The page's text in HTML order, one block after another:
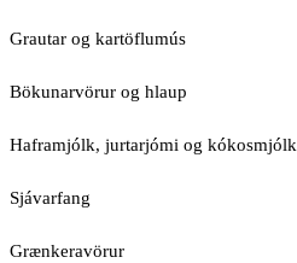
Grautar og kartöflumús
Bökunarvörur og hlaup
Haframjólk, jurtarjómi og kókosmjólk
Sjávarfang
Grænkeravörur